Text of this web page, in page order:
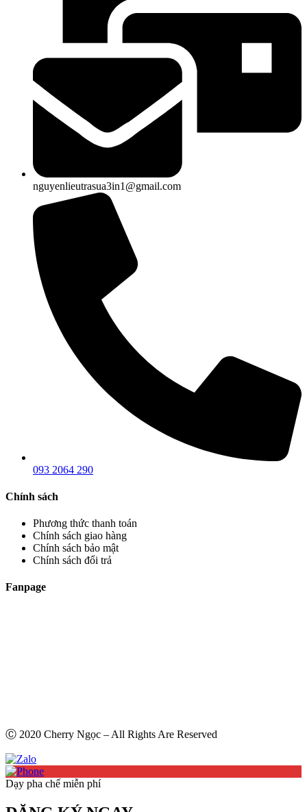
nguyenlieutrasua3in1@gmail.com
093 2064 290
Chính sách
Phương thức thanh toán
Chính sách giao hàng
Chính sách bảo mật
Chính sách đổi trả
Fanpage
Ⓒ 2020 Cherry Ngọc – All Rights Are Reserved
Dạy pha chế miễn phí